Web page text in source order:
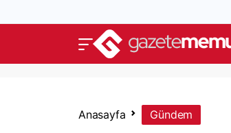
Anasayfa Gündem